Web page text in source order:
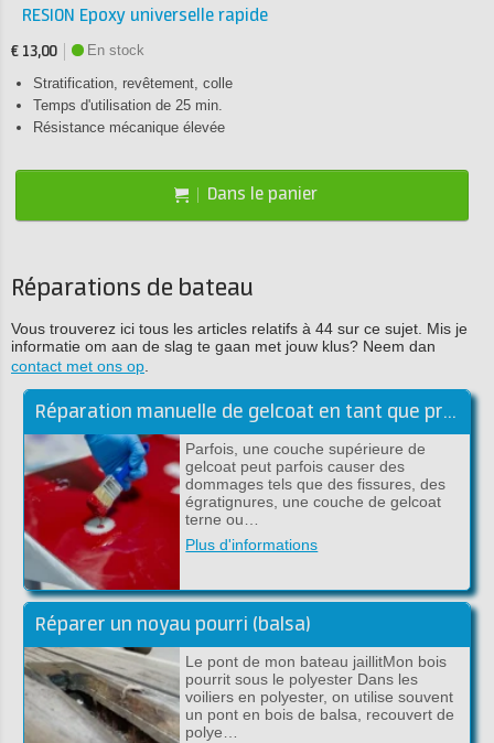
RESION Epoxy universelle rapide
€ 13,00
En stock
Stratification, revêtement, colle
Temps d'utilisation de 25 min.
Résistance mécanique élevée
Dans le panier
Réparations de bateau
Vous trouverez ici tous les articles relatifs à 44 sur ce sujet. Mis je
informatie om aan de slag te gaan met jouw klus? Neem dan
contact met ons op
Réparation manuelle de gelcoat en tant que professionnel!
Parfois, une couche supérieure de
gelcoat peut parfois causer des
dommages tels que des fissures, des
égratignures, une couche de gelcoat
terne ou…
Plus d'informations
Réparer un noyau pourri (balsa)
Le pont de mon bateau jaillitMon bois
pourrit sous le polyester Dans les
voiliers en polyester, on utilise souvent
un pont en bois de balsa, recouvert de
polye…